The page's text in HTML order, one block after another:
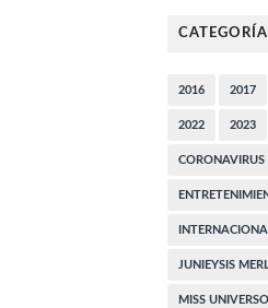
2016 2017
2022 2023
CORONAVIRUS
JUNIEYSIS
MISS